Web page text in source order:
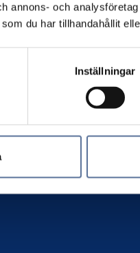
annons- och
du har tillhandahållit
Inställningar